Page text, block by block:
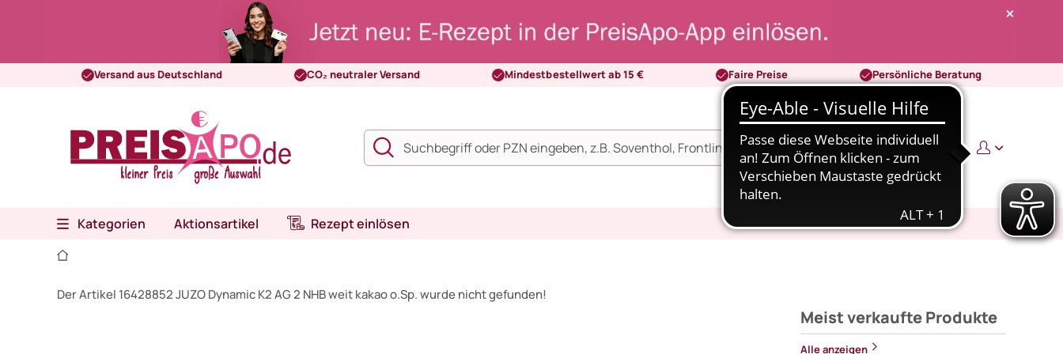
Versand aus Deutschland CO₂ neutraler Versand Mindestbestellwert ab 15 € Faire Preise Persönliche Beratung
0 0,00 €
Kategorien Aktionsartikel Rezept einlösen
Der Artikel 16428852 JUZO Dynamic K2 AG 2 NHB weit kakao o.Sp. wurde nicht gefunden!
Meist verkaufte Produkte
Alle anzeigen